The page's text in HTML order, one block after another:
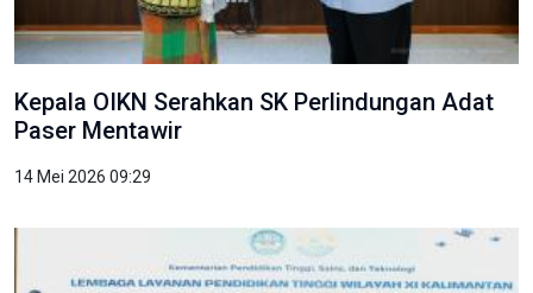
Kepala OIKN Serahkan SK Perlindungan Adat
Paser Mentawir
14 Mei 2026 09:29